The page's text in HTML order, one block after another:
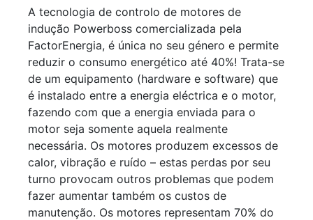
A tecnologia de controlo de motores de
indução Powerboss comercializada pela
FactorEnergia, é única no seu género e permite
reduzir o consumo energético até 40%! Trata-se
de um equipamento (hardware e software) que
é instalado entre a energia eléctrica e o motor,
fazendo com que a energia enviada para o
motor seja somente aquela realmente
necessária. Os motores produzem excessos de
calor, vibração e ruído – estas perdas por seu
turno provocam outros problemas que podem
fazer aumentar também os custos de
manutenção. Os motores representam 70% do